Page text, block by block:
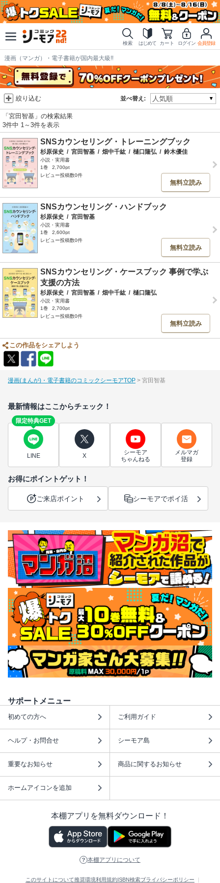
検索 はじめて カート ログイン 会員登録
漫画（マンガ）・電子書籍が国内最大級!!
並べ替え:
絞り込む
「宮田智基」の検索結果
3件中 1～3件を表示
SNSカウンセリング・トレーニングブック
杉原保史 / 宮田智基 / 畑中千紘 / 樋口隆弘 / 鈴木優佳
小説・実用書
1巻
2,700pt
レビュー投稿数0件
無料立読み
SNSカウンセリング・ハンドブック
杉原保史 / 宮田智基
小説・実用書
1巻
2,600pt
レビュー投稿数0件
無料立読み
SNSカウンセリング・ケースブック 事例で学ぶ
支援の方法
杉原保史 / 宮田智基 / 畑中千紘 / 樋口隆弘
小説・実用書
1巻
2,700pt
レビュー投稿数0件
無料立読み
この作品をシェアしよう
漫画(まんが)・電子書籍のコミックシーモアTOP 宮田智基
最新情報はここからチェック！
限定特典GET
LINE X
シーモア
ちゃんねる
メルマガ
登録
お得にポイントゲット！
ご来店ポイント シーモアでポイ活
サポートメニュー
初めての方へ ご利用ガイド
ヘルプ・お問合せ シーモア島
重要なお知らせ 商品に関するお知らせ
ホームアイコンを追加
本棚アプリを無料ダウンロード！
本棚アプリについて
このサイトについて推奨環境利用規約 ISBN検索プライバシーポリシー